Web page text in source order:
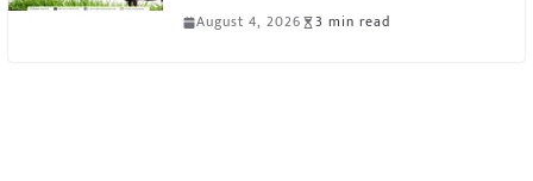
August 4, 2026 3 min read